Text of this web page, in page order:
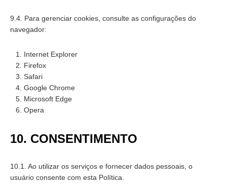
9.4. Para gerenciar cookies, consulte as configurações do
navegador:
Internet Explorer
Firefox
Safari
Google Chrome
Microsoft Edge
Opera
10. CONSENTIMENTO
10.1. Ao utilizar os serviços e fornecer dados pessoais, o
usuário consente com esta Política.